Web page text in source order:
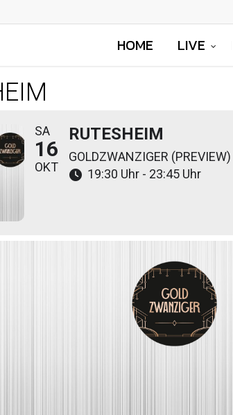
HOME LIVE
SA
16
OKT
RUTESHEIM
GOLDZWANZIGER (PREVIEW)
19:30 Uhr - 23:45 Uhr